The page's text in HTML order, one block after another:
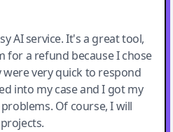
AI service. It's a great tool,
for a refund because I chose
very quick to respond
into my case and I got my
Of course, I will